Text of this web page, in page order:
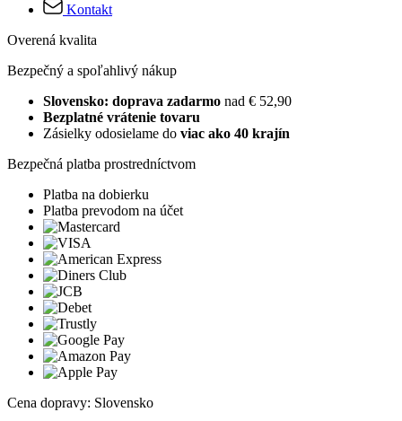
Kontakt
Overená kvalita
Bezpečný a spoľahlivý nákup
Slovensko: doprava zadarmo nad € 52,90
Bezplatné vrátenie tovaru
Zásielky odosielame do viac ako 40 krajín
Bezpečná platba prostredníctvom
Platba na dobierku
Platba prevodom na účet
Cena dopravy: Slovensko